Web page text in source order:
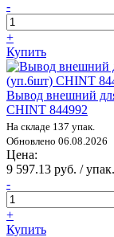
-
+
Купить
Вывод внешний
CHINT 844992
На складе 137 упак.
Обновлено 06.08.2026
Цена:
9 597.13 руб. / упак.
-
+
Купить